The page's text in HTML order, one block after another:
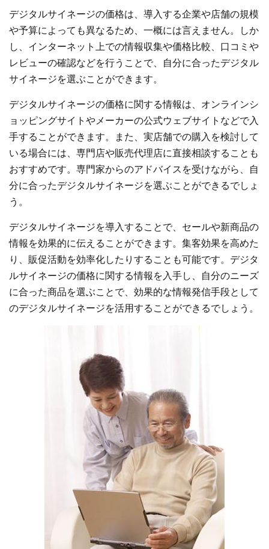
デジタルサイネージの価格は、導入する企業や店舗の規模
や予算によっても異なるため、一概には言えません。しか
し、インターネット上での情報収集や価格比較、口コミや
レビューの確認などを行うことで、自分に合ったデジタル
サイネージを選ぶことができます。
デジタルサイネージの価格に関する情報は、オンラインシ
ョッピングサイトやメーカーの公式ウェブサイトなどで入
手することができます。また、実店舗での購入を検討して
いる場合には、専門店や販売代理店に直接相談することも
おすすめです。専門家からのアドバイスを受けながら、自
分に合ったデジタルサイネージを選ぶことができるでしょ
う。
デジタルサイネージを導入することで、セールや新商品の
情報を効果的に伝えることができます。集客効果を高めた
り、販促活動を効率化したりすることも可能です。デジタ
ルサイネージの価格に関する情報を入手し、自分のニーズ
に合った商品を選ぶことで、効果的な情報発信手段として
のデジタルサイネージを活用することができるでしょう。